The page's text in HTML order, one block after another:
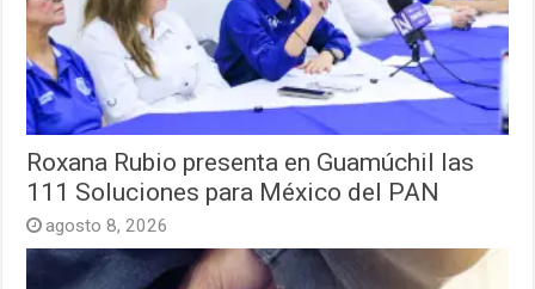
Roxana Rubio presenta en Guamúchil las
111 Soluciones para México del PAN
agosto 8, 2026